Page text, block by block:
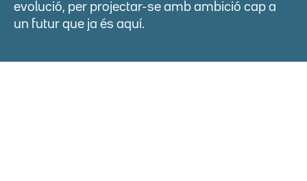
evolució, per projectar-se amb ambició cap a
un futur que ja és aquí.